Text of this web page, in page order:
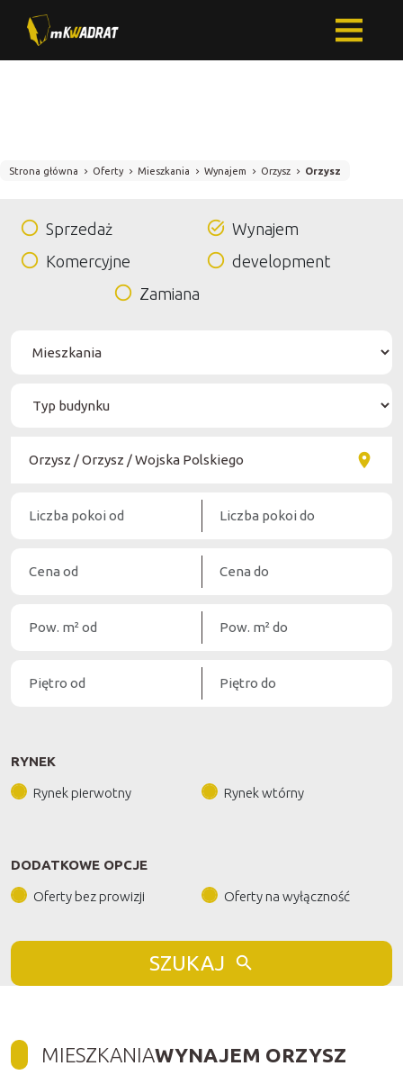
Strona główna Oferty Mieszkania Wynajem Orzysz Orzysz
Sprzedaż
Wynajem
Komercyjne
development
Zamiana
RYNEK
Rynek pierwotny Rynek wtórny
DODATKOWE OPCJE
Oferty bez prowizji Oferty na wyłączność
SZUKAJ
MIESZKANIAWYNAJEM ORZYSZ